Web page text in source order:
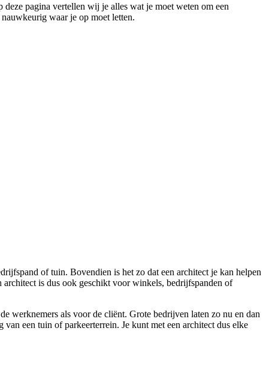
pagina vertellen wij je alles wat je moet weten om een
waar je op moet letten.
of tuin. Bovendien is het zo dat een architect je kan helpen
is dus ook geschikt voor winkels, bedrijfspanden of
werknemers als voor de cliënt. Grote bedrijven laten zo nu en dan
een tuin of parkeerterrein. Je kunt met een architect dus elke